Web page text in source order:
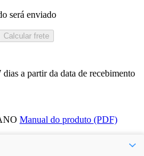
será enviado
Calcular frete
dias a partir da data de recebimento
Manual do produto (PDF)